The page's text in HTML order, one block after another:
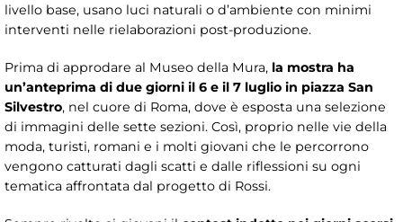
livello base, usano luci naturali o d’ambiente con minimi
interventi nelle rielaborazioni post-produzione.
Prima di approdare al Museo della Mura, la mostra ha
un’anteprima di due giorni il 6 e il 7 luglio in piazza San
Silvestro, nel cuore di Roma, dove è esposta una selezione
di immagini delle sette sezioni. Così, proprio nelle vie della
moda, turisti, romani e i molti giovani che le percorrono
vengono catturati dagli scatti e dalle riflessioni su ogni
tematica affrontata dal progetto di Rossi.